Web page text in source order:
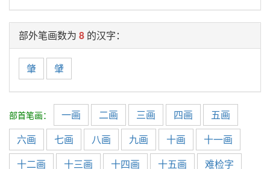
部外笔画数为 8 的汉字：
肇 肈
部首笔画： 一画 二画 三画 四画
五画
六画
七画 八画 九画 十画
十一画
十二画
十三画 十四画 十五画 难检字